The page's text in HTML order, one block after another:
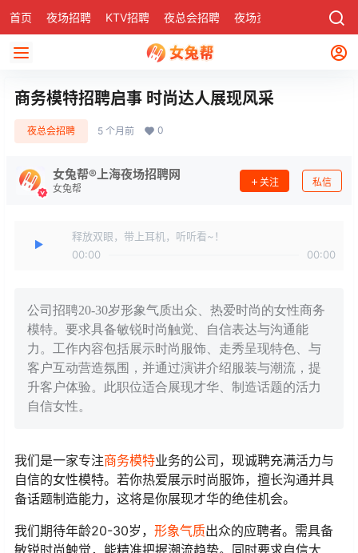
首页 夜场招聘 KTV招聘 夜总会招聘 夜场资讯 社区
商务模特招聘启事 时尚达人展现风采
夜总会招聘 5 个月前 0
女兔帮®上海夜场招聘网
女兔帮
关注 私信
释放双眼，带上耳机，听听看~！
00:00
00:00
公司招聘20-30岁形象气质出众、热爱时尚的女性商务
模特。要求具备敏锐时尚触觉、自信表达与沟通能
力。工作内容包括展示时尚服饰、走秀呈现特色、与
客户互动营造氛围，并通过演讲介绍服装与潮流，提
升客户体验。此职位适合展现才华、制造话题的活力
自信女性。
我们是一家专注商务模特业务的公司，现诚聘充满活力与
自信的女性模特。若你热爱展示时尚服饰，擅长沟通并具
备话题制造能力，这将是你展现才华的绝佳机会。
我们期待年龄20-30岁， 形象气质出众的应聘者。需具备